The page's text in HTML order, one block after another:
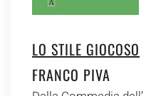
LO STILE GIOCOSO
FRANCO PIVA